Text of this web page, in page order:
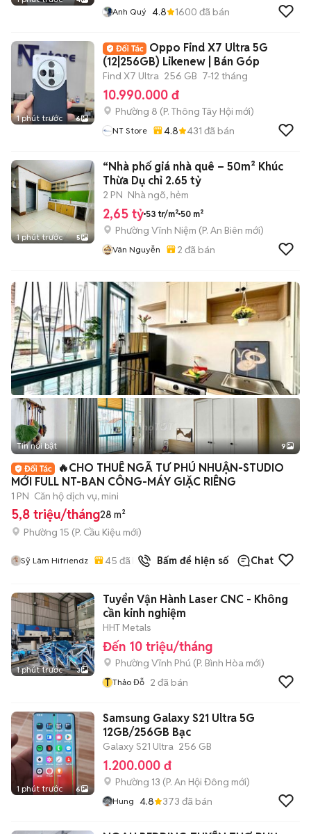
Anh Quý 4.8 1600 đã bán
1 phút trước 6
Oppo Find X7 Ultra 5G
(12|256GB) Likenew | Bán Góp
Find X7 Ultra 256 GB 7-12 tháng
10.990.000 đ
Phường 8 (P. Thông Tây Hội mới)
NT Store 4.8 431 đã bán
1 phút trước 5
“Nhà phố giá nhà quê – 50m² Khúc
Thừa Dụ chỉ 2.65 tỷ
2 PN Nhà ngõ, hẻm
2,65 tỷ 53 tr/m² 50 m²
Phường Vĩnh Niệm (P. An Biên mới)
Vân Nguyễn 2 đã bán
+2
Tin nổi bật 9
🔥CHO THUÊ NGÃ TƯ PHÚ NHUẬN-STUDIO
MỚI FULL NT-BAN CÔNG-MÁY GIẶC RIÊNG
1 PN Căn hộ dịch vụ, mini
5,8 triệu/tháng28 m²
Phường 15 (P. Cầu Kiệu mới)
Sỹ Lâm Hifriendz 45 đã bán Bấm để hiện số Chat
1 phút trước 3
Tuyển Vận Hành Laser CNC - Không
cần kinh nghiệm
HHT Metals
Đến 10 triệu/tháng
Phường Vĩnh Phú (P. Bình Hòa mới)
T Thảo Đỗ 2 đã bán
1 phút trước 6
Samsung Galaxy S21 Ultra 5G
12GB/256GB Bạc
Galaxy S21 Ultra 256 GB
1.200.000 đ
Phường 13 (P. An Hội Đông mới)
Hung 4.8 373 đã bán